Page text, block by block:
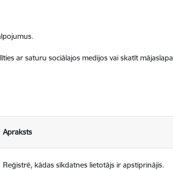
ar saturu sociālajos medijos vai skatīt
Apraksts
Reģistrē, kādas sīkdatnes lietotājs ir apstiprinājis.